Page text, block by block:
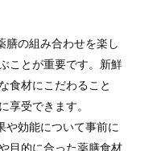
膳の組み合わせを楽し
ことが重要です。新鮮
食材にこだわること
享受できます。
や効能について事前に
目的に合った薬膳食材